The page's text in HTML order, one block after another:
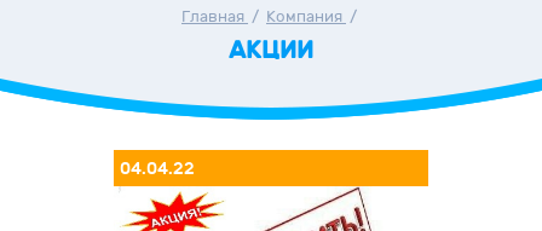
Главная / Компания /
АКЦИИ
04.04.22